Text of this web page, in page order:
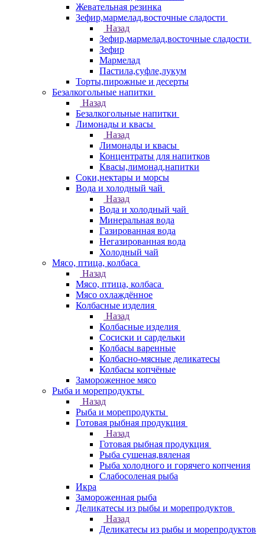
Жевательная резинка
Зефир,мармелад,восточные сладости
Назад
Зефир,мармелад,восточные сладости
Зефир
Мармелад
Пастила,суфле,лукум
Торты,пирожные и десерты
Безалкогольные напитки
Назад
Безалкогольные напитки
Лимонады и квасы
Назад
Лимонады и квасы
Концентраты для напитков
Квасы,лимонад,напитки
Соки,нектары и морсы
Вода и холодный чай
Назад
Вода и холодный чай
Минеральная вода
Газированная вода
Негазированная вода
Холодный чай
Мясо, птица, колбаса
Назад
Мясо, птица, колбаса
Мясо охлаждённое
Колбасные изделия
Назад
Колбасные изделия
Сосиски и сардельки
Колбасы варенные
Колбасно-мясные деликатесы
Колбасы копчёные
Замороженное мясо
Рыба и морепродукты
Назад
Рыба и морепродукты
Готовая рыбная продукция
Назад
Готовая рыбная продукция
Рыба сушеная,вяленая
Рыба холодного и горячего копчения
Слабосоленая рыба
Икра
Замороженная рыба
Деликатесы из рыбы и морепродуктов
Назад
Деликатесы из рыбы и морепродуктов